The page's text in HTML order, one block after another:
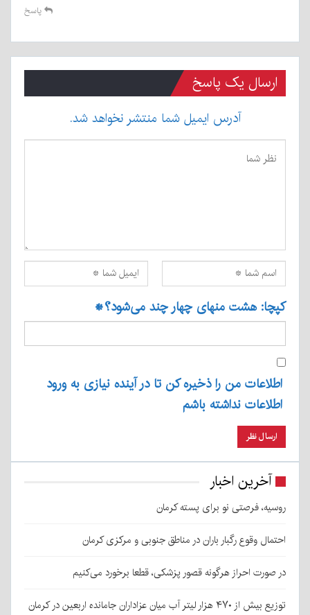
پاسخ
ارسال یک پاسخ
آدرس ایمیل شما منتشر نخواهد شد.
کپچا: هشت منهای چهار چند می‌شود؟*
اطلاعات من را ذخیره کن تا در آینده نیازی به ورود
اطلاعات نداشته باشم
آخرین اخبار
روسیه، فرصتی نو برای پسته کرمان
احتمال وقوع رگبار باران در مناطق جنوبی و مرکزی کرمان
در صورت احراز هرگونه قصور پزشکی، قطعا برخورد می‌کنیم
توزیع بیش از ۴۷۰ هزار لیتر آب میان عزاداران جامانده اربعین در کرمان